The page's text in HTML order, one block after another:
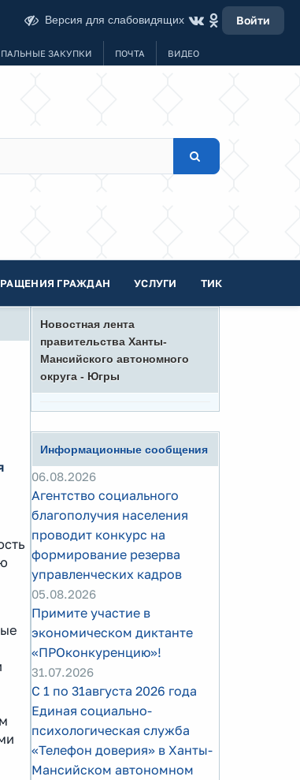
Версия для слабовидящих Войти
ЗАКУПКИ ПОЧТА ВИДЕО
ГРАЖДАН УСЛУГИ ТИК
Новостная лента
правительства Ханты-
Мансийского автономного
округа - Югры
Информационные сообщения
06.08.2026
Агентство социального
благополучия населения
проводит конкурс на
формирование резерва
управленческих кадров
05.08.2026
Примите участие в
экономическом диктанте
«ПРОконкуренцию»!
31.07.2026
С 1 по 31августа 2026 года
Единая социально-
психологическая служба
«Телефон доверия» в Ханты-
Мансийском автономном